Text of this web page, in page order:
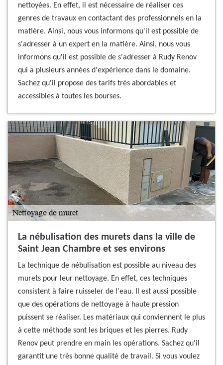
nettoyées. En effet, il est nécessaire de réaliser ces
genres de travaux en contactant des professionnels en la
matière. Ainsi, nous vous informons qu'il est possible de
s'adresser à un expert en la matière. Ainsi, nous vous
informons qu'il est possible de s'adresser à Rudy Renov
qui a plusieurs années d'expérience dans le domaine.
Sachez qu'il propose des tarifs très abordables et
accessibles à toutes les bourses.
La nébulisation des murets dans la ville de
Saint Jean Chambre et ses environs
La technique de nébulisation est possible au niveau des
murets pour leur nettoyage. En effet, ces techniques
consistent à faire ruisseler de l'eau. Il est aussi possible
que des opérations de nettoyage à haute pression
puissent se réaliser. Les matériaux qui conviennent le plus
à cette méthode sont les briques et les pierres. Rudy
Renov peut prendre en main les opérations. Sachez qu'il
garantit une très bonne qualité de travail. Si vous voulez